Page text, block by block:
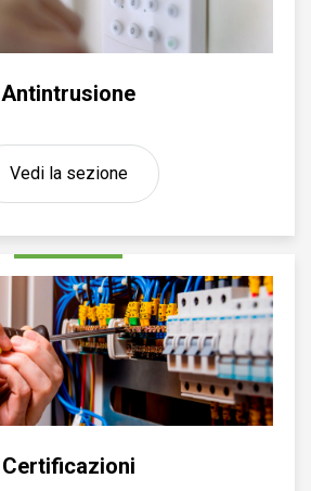
Antintrusione
Vedi la sezione
Certificazioni